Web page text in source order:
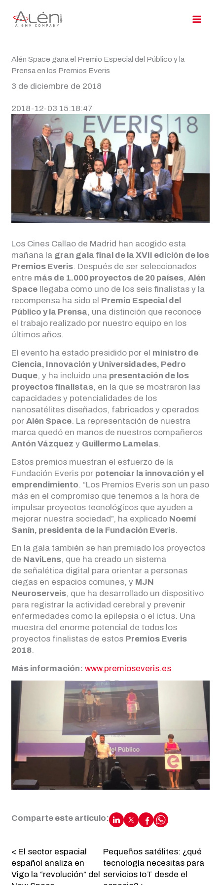
contenido
Alén Space gana el Premio Especial del Público y la
Prensa en los Premios Everis
3 de diciembre de 2018
2018-12-03 15:18:47
Los Cines Callao de Madrid han acogido esta
mañana la gran gala final de la XVII edición de los
Premios Everis. Después de ser seleccionados
entre más de 1.000 proyectos de 20 países,Alén
Space llegaba como uno de los seis finalistas y la
recompensa ha sido el Premio Especial del
Público y la Prensa, una distinción que reconoce
el trabajo realizado por nuestro equipo en los
últimos años.
El evento ha estado presidido por el ministro de
Ciencia, Innovación y Universidades, Pedro
Duque, y ha incluido una presentación de los
proyectos finalistas, en la que se mostraron las
capacidades y potencialidades de los
nanosatélites diseñados, fabricados y operados
porAlén Space. La representación de nuestra
marca quedó en manos de nuestros compañeros
Antón Vázquez y Guillermo Lamelas.
Estos premios muestran el esfuerzo de la
Fundación Everis por potenciar la innovación y el
emprendimiento. “Los Premios Everis son un paso
más en el compromiso que tenemos a la hora de
impulsar proyectos tecnológicos que ayuden a
mejorar nuestra sociedad”, ha explicado Noemí
Sanín, presidenta de la Fundación Everis.
En la gala también se han premiado los proyectos
de NaviLens, que ha creado un sistema
de señalética digital para orientar a personas
ciegas en espacios comunes, y MJN
Neuroserveis, que ha desarrollado un dispositivo
para registrar la actividad cerebral y prevenir
enfermedades como la epilepsia o el ictus. Una
muestra del enorme potencial de todos los
proyectos finalistas de estos Premios Everis
2018.
Más información: www.premioseveris.es
Comparte este artículo:
< El sector espacial
español analiza en
Vigo la “revolución” del
Pequeños satélites: ¿qué
tecnología necesitas para
servicios IoT desde el